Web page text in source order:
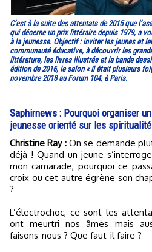
C’est à la suite des attentats de 2015 que
qui décerne un prix littéraire depuis 1979, a
à la jeunesse. Objectif : inviter les jeunes et
communauté éducative, à découvrir les
littérature, les livres illustrés et la bande
édition de 2016, le salon « Il était plusieurs
novembre 2018 au Forum 104, à Paris.
Saphirnews : Pourquoi organiser
jeunesse orienté sur les
Christine Ray :On se demande
déjà ! Quand un jeune
mon camarade, pourquoi ce
croix ou cet autre égrène son
?
L’électrochoc, ce sont les
ont meurtri nos âmes mais
faisons-nous ? Que faut-il faire ?